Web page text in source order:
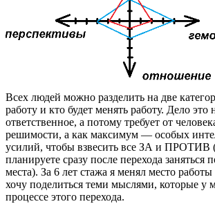
Всех людей можно разделить на две
работу и кто будет менять работу. Дело это
ответственное, а потому требует от
решимости, а как максимум — особых
усилий, чтобы взвесить все ЗА и ПРОТИВ
планируете сразу после перехода заняться
места). За 6 лет стажа я менял место
хочу поделиться теми мыслями, которые у
процессе этого перехода.